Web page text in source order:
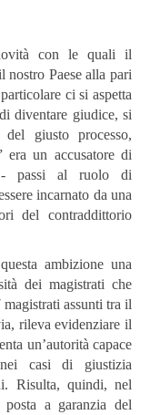
con le quali il
Paese alla pari
ci si aspetta
diventare giudice, si
giusto processo,
un accusatore di
- passi al ruolo di
incarnato da una
del contraddittorio
ambizione una
dei magistrati che
assunti tra il
rileva evidenziare il
un’autorità capace
casi di giustizia
Risulta, quindi, nel
a garanzia del